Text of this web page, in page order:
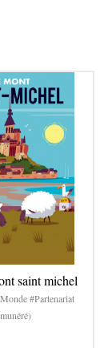
saint michel
#Partenariat